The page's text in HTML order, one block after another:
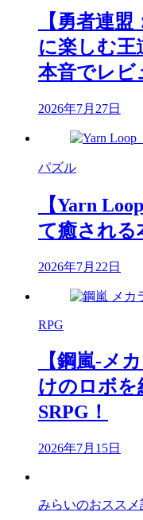
【勇者連
に楽しむ
本音でレビ
2026年7月27日
パズル
【Yarn
て癒される
2026年7月22日
RPG
【鋼嵐-メ
けのロボを
SRPG！
2026年7月15日
みらいのおススメ